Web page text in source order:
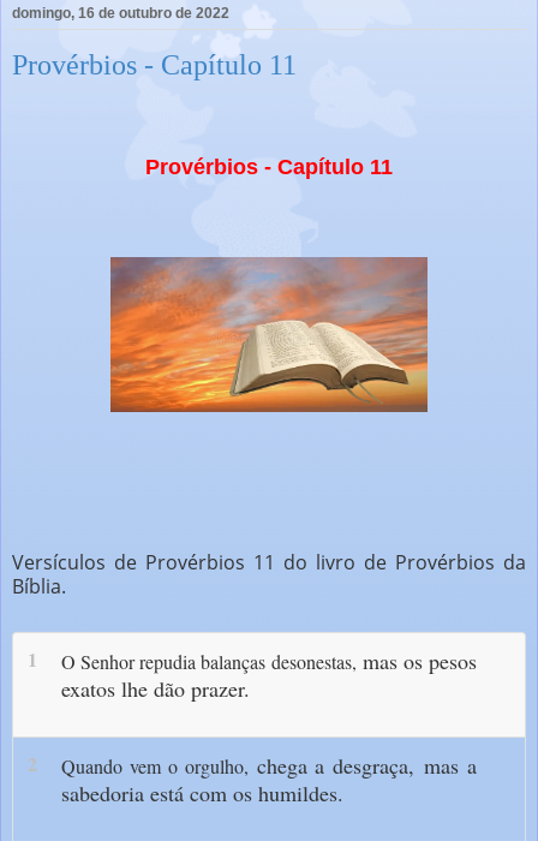
domingo, 16 de outubro de 2022
Provérbios - Capítulo 11
Provérbios - Capítulo 11
Versículos de Provérbios 11 do livro de Provérbios da
Bíblia.
1 O Senhor repudia balanças desonestas, mas os pesos
exatos lhe dão prazer.
2 Quando vem o orgulho, chega a desgraça,mas a
sabedoria está com os humildes.